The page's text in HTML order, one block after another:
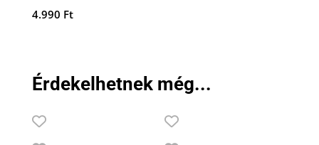
4.990 Ft
Érdekelhetnek még...